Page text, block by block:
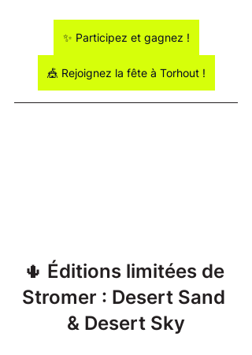
✨ Participez et gagnez !
🎪 Rejoignez la fête à Torhout !
🌵 Éditions limitées de
Stromer : Desert Sand
& Desert Sky